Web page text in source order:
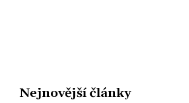
Nejnovější články